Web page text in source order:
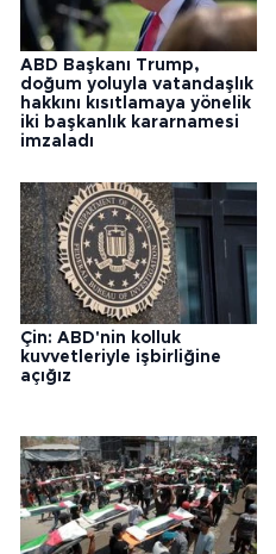
ABD Başkanı Trump,
doğum yoluyla vatandaşlık
hakkını kısıtlamaya yönelik
iki başkanlık kararnamesi
imzaladı
Çin: ABD'nin kolluk
kuvvetleriyle işbirliğine
açığız